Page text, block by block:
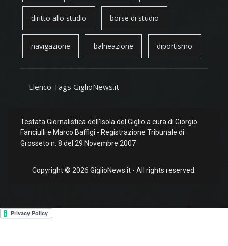
diritto allo studio borse di studio
navigazione balneazione diportismo
Elenco Tags GiglioNews.it
Testata Giornalistica dell'Isola del Giglio a cura di Giorgio
Fanciulli e Marco Baffigi - Registrazione Tribunale di
Grosseto n. 8 del 29 Novembre 2007
Copyright © 2026 GiglioNews.it - All rights reserved.